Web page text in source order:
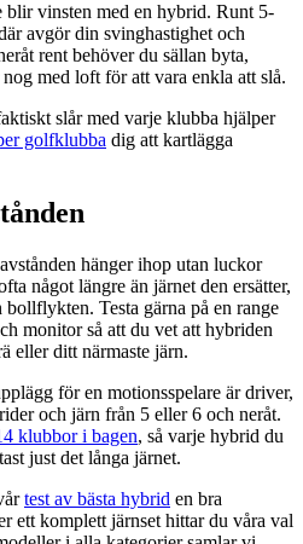
blir vinsten med en hybrid. Runt 5-
avgör din svinghastighet och
rent behöver du sällan byta,
med loft för att vara enkla att slå.
slår med varje klubba hjälper
golfklubba dig att kartlägga
hänger ihop utan luckor
något längre än järnet den ersätter,
Testa gärna på en range
monitor så att du vet att hybriden
eller ditt närmaste järn.
för en motionsspelare är driver,
och järn från 5 eller 6 och neråt.
klubbor i bagen, så varje hybrid du
just det långa järnet.
test av bästa hybrid en bra
ett komplett järnset hittar du våra val